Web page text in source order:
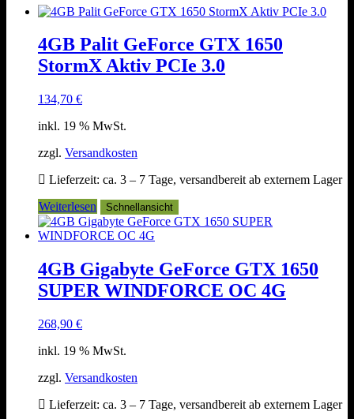
4GB Palit GeForce GTX 1650
StormX Aktiv PCIe 3.0
134,70 €
inkl. 19 % MwSt.
zzgl. Versandkosten
Lieferzeit: ca. 3 – 7 Tage, versandbereit ab externem Lager
Weiterlesen
Schnellansicht
4GB Gigabyte GeForce GTX 1650
SUPER WINDFORCE OC 4G
268,90 €
inkl. 19 % MwSt.
zzgl. Versandkosten
Lieferzeit: ca. 3 – 7 Tage, versandbereit ab externem Lager